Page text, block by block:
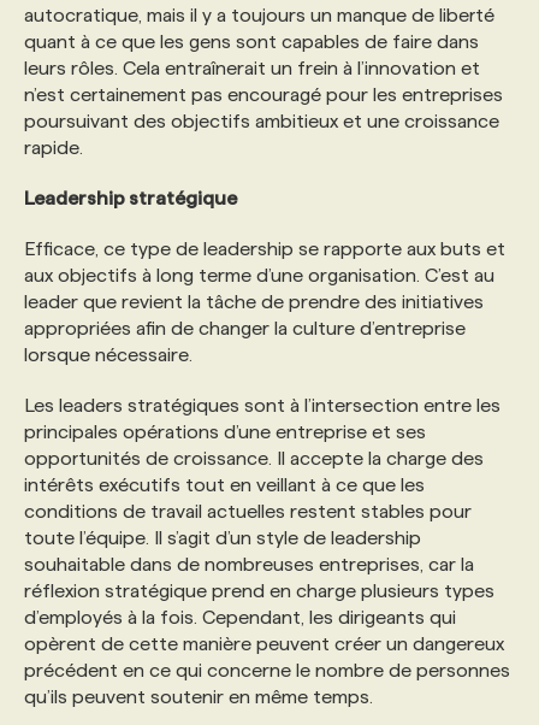
autocratique, mais il y a toujours un manque de liberté
quant à ce que les gens sont capables de faire dans
leurs rôles. Cela entraînerait un frein à l’innovation et
n’est certainement pas encouragé pour les entreprises
poursuivant des objectifs ambitieux et une croissance
rapide.
Leadership stratégique
Efficace, ce type de leadership se rapporte aux buts et
aux objectifs à long terme d’une organisation. C’est au
leader que revient la tâche de prendre des initiatives
appropriées afin de changer la culture d’entreprise
lorsque nécessaire.
Les leaders stratégiques sont à l’intersection entre les
principales opérations d’une entreprise et ses
opportunités de croissance. Il accepte la charge des
intérêts exécutifs tout en veillant à ce que les
conditions de travail actuelles restent stables pour
toute l’équipe. Il s’agit d’un style de leadership
souhaitable dans de nombreuses entreprises, car la
réflexion stratégique prend en charge plusieurs types
d’employés à la fois. Cependant, les dirigeants qui
opèrent de cette manière peuvent créer un dangereux
précédent en ce qui concerne le nombre de personnes
qu’ils peuvent soutenir en même temps.